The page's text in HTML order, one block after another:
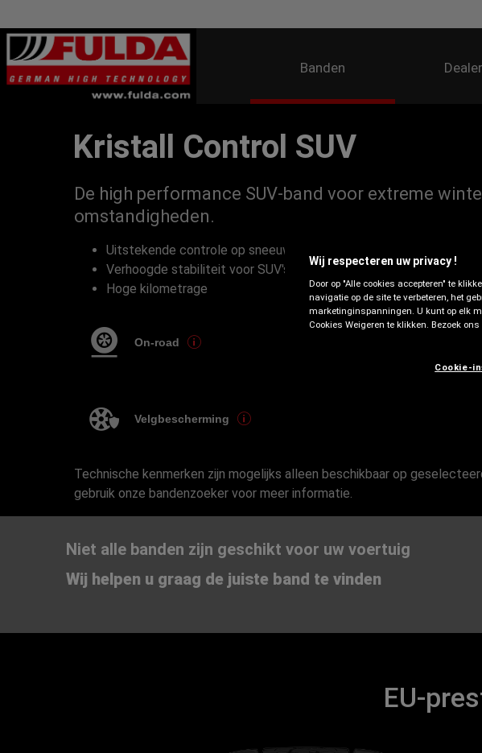
Banden
Kristall Control SUV
De high performance SUV-band voor extreme
omstandigheden.
Uitstekende controle op sneeuw
Verhoogde stabiliteit voor SUV's
Hoge kilometrage
On-road
Velgbescherming
Technische kenmerken zijn mogelijks alleen beschikbaar op
gebruik onze bandenzoeker voor meer informatie.
Niet alle banden zijn geschikt voor uw voertuig
Wij helpen u graag de juiste band te vinden
EU-
Wij respecteren uw privacy !
Door op "Alle cookies accepteren" te
navigatie op de site te verbeteren, het
marketinginspanningen. U kunt op elk
Cookies Weigeren te klikken. Bezoek
Cookie-